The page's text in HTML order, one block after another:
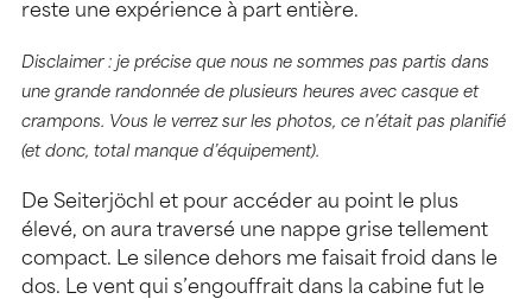
reste une expérience à part entière.
Disclaimer : je précise que nous ne sommes pas partis dans
une grande randonnée de plusieurs heures avec casque et
crampons. Vous le verrez sur les photos, ce n’était pas planifié
(et donc, total manque d’équipement).
De Seiterjöchl et pour accéder au point le plus
élevé, on aura traversé une nappe grise tellement
compact. Le silence dehors me faisait froid dans le
dos. Le vent qui s’engouffrait dans la cabine fut le